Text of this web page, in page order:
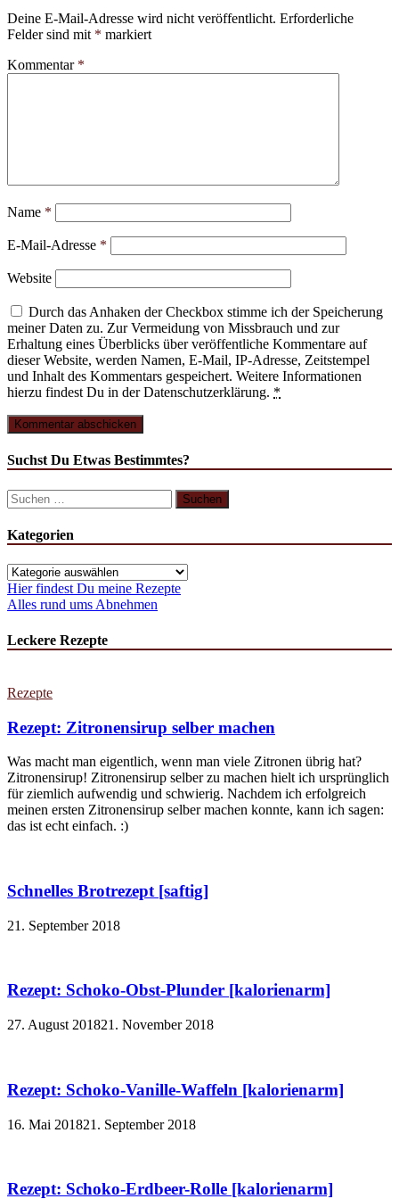
Deine E-Mail-Adresse wird nicht veröffentlicht. Erforderliche
Felder sind mit * markiert
Kommentar *
Name *
E-Mail-Adresse *
Website
Durch das Anhaken der Checkbox stimme ich der Speicherung
meiner Daten zu. Zur Vermeidung von Missbrauch und zur
Erhaltung eines Überblicks über veröffentliche Kommentare auf
dieser Website, werden Namen, E-Mail, IP-Adresse, Zeitstempel
und Inhalt des Kommentars gespeichert. Weitere Informationen
hierzu findest Du in der Datenschutzerklärung. *
Suchst Du Etwas Bestimmtes?
Suchen
nach:
Kategorien
Kategorien
Hier findest Du meine Rezepte
Alles rund ums Abnehmen
Leckere Rezepte
Rezepte
Rezept: Zitronensirup selber machen
Was macht man eigentlich, wenn man viele Zitronen übrig hat?
Zitronensirup! Zitronensirup selber zu machen hielt ich ursprünglich
für ziemlich aufwendig und schwierig. Nachdem ich erfolgreich
meinen ersten Zitronensirup selber machen konnte, kann ich sagen:
das ist echt einfach. :)
Schnelles Brotrezept [saftig]
21. September 2018
Rezept: Schoko-Obst-Plunder [kalorienarm]
27. August 201821. November 2018
Rezept: Schoko-Vanille-Waffeln [kalorienarm]
16. Mai 201821. September 2018
Rezept: Schoko-Erdbeer-Rolle [kalorienarm]